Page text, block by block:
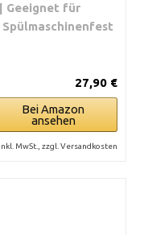
Geeignet für
27,90 €
Bei Amazon
ansehen
MwSt., zzgl. Versandkosten